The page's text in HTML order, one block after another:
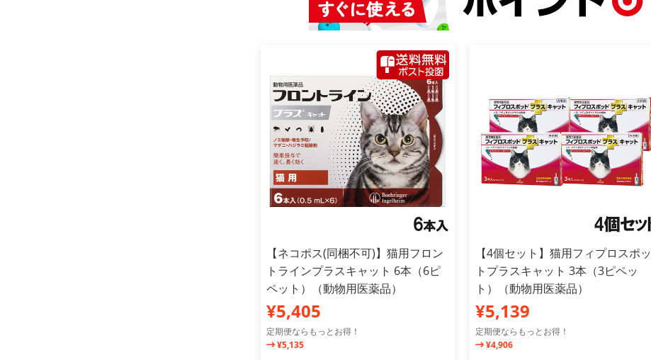
【ネコポス(同梱不可)】猫用フロン
トラインプラスキャット 6本（6ピ
ペット）（動物用医薬品）
¥5,405
定期便ならもっとお得！
¥5,135
【4個セット】猫用フィプロスポッ
トプラスキャット 3本（3ピペッ
ト）（動物用医薬品）
¥5,139
定期便ならもっとお得！
¥4,906